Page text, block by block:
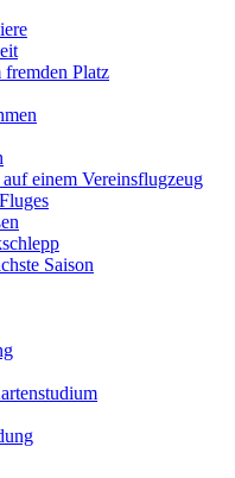
Platz
einem Vereinsflugzeug
Saison